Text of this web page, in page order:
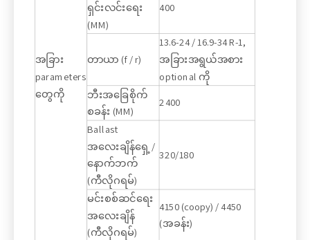
အခြား
parameters
တွေကို
ရှင်းလင်းရေး
(MM)
400
တာယာ (f / r)
13.6-24 / 16.9-34 R-1,
အခြားအရွယ်အစား
optional ကို
ဘီးအခြေစိုက်
စခန်း (MM)
2400
Ballast
အလေးချိန်ရှေ့ /
နောက်ဘက်
(ကီလိုဂရမ်)
320/180
မင်းစစ်ဆင်ရေး
အလေးချိန်
(ကီလိုဂရမ်)
4150 (coopy) / 4450
(အခန်း)